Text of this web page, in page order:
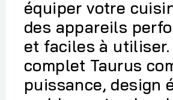
équiper votre
des appareils
et faciles à utiliser.
complet Taurus
puissance, design